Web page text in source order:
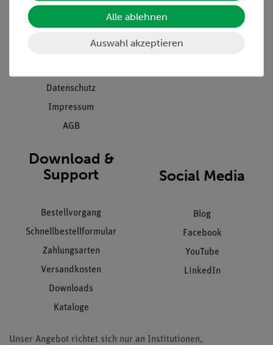
Stellenangebote
Datenschutz
Impressum
AGB
Inventarisierungs- &
Einräumservice
Inbetriebnahme & Schulungen
Download &
Support
Bestellvorgang
Schnellbestellformular
Zahlungsarten
Versandkosten
Downloads
Kataloge
Social Media
Blog
Facebook
YouTube
LinkedIn
Unser Angebot richtet sich nur an Institutionen,
Alle ablehnen
Auswahl akzeptieren